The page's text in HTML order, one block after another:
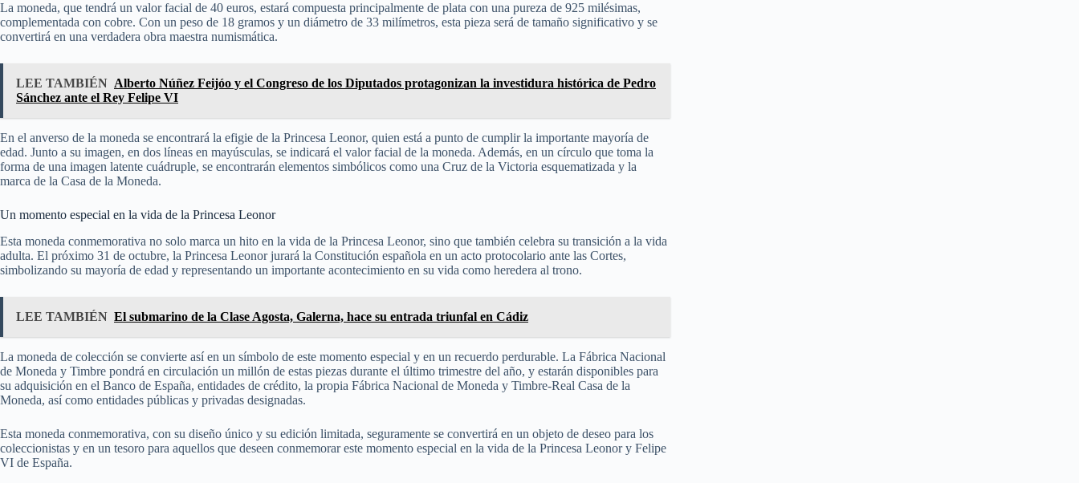
La moneda, que tendrá un valor facial de 40 euros, estará compuesta principalmente de plata con una pureza de 925 milésimas,
complementada con cobre. Con un peso de 18 gramos y un diámetro de 33 milímetros, esta pieza será de tamaño significativo y se
convertirá en una verdadera obra maestra numismática.
LEE TAMBIÉN Alberto Núñez Feijóo y el Congreso de los Diputados protagonizan la investidura histórica de Pedro
Sánchez ante el Rey Felipe VI
En el anverso de la moneda se encontrará la efigie de la Princesa Leonor, quien está a punto de cumplir la importante mayoría de
edad. Junto a su imagen, en dos líneas en mayúsculas, se indicará el valor facial de la moneda. Además, en un círculo que toma la
forma de una imagen latente cuádruple, se encontrarán elementos simbólicos como una Cruz de la Victoria esquematizada y la
marca de la Casa de la Moneda.
Un momento especial en la vida de la Princesa Leonor
Esta moneda conmemorativa no solo marca un hito en la vida de la Princesa Leonor, sino que también celebra su transición a la vida
adulta. El próximo 31 de octubre, la Princesa Leonor jurará la Constitución española en un acto protocolario ante las Cortes,
simbolizando su mayoría de edad y representando un importante acontecimiento en su vida como heredera al trono.
LEE TAMBIÉN El submarino de la Clase Agosta, Galerna, hace su entrada triunfal en Cádiz
La moneda de colección se convierte así en un símbolo de este momento especial y en un recuerdo perdurable. La Fábrica Nacional
de Moneda y Timbre pondrá en circulación un millón de estas piezas durante el último trimestre del año, y estarán disponibles para
su adquisición en el Banco de España, entidades de crédito, la propia Fábrica Nacional de Moneda y Timbre-Real Casa de la
Moneda, así como entidades públicas y privadas designadas.
Esta moneda conmemorativa, con su diseño único y su edición limitada, seguramente se convertirá en un objeto de deseo para los
coleccionistas y en un tesoro para aquellos que deseen conmemorar este momento especial en la vida de la Princesa Leonor y Felipe
VI de España.